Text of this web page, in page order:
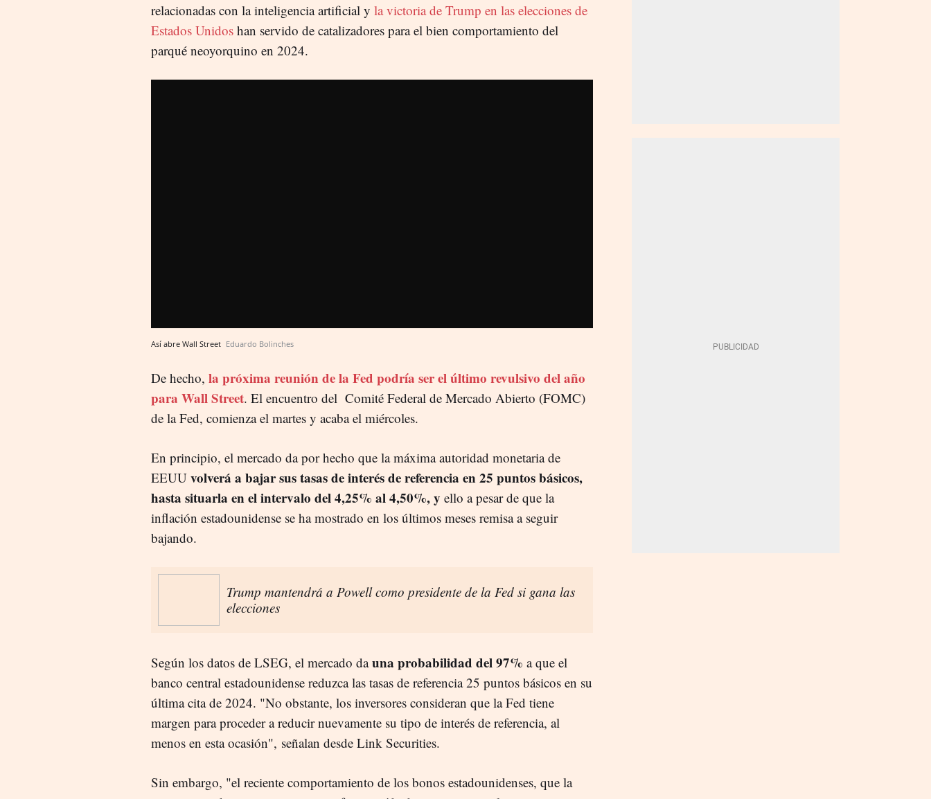
relacionadas con la inteligencia artificial y la victoria de Trump en las elecciones de
Estados Unidos han servido de catalizadores para el bien comportamiento del
parqué neoyorquino en 2024.
Así abre Wall Street Eduardo Bolinches
De hecho, la próxima reunión de la Fed podría ser el último revulsivo del año
para Wall Street. El encuentro del Comité Federal de Mercado Abierto (FOMC)
de la Fed, comienza el martes y acaba el miércoles.
En principio, el mercado da por hecho que la máxima autoridad monetaria de
EEUU volverá a bajar sus tasas de interés de referencia en 25 puntos básicos,
hasta situarla en el intervalo del 4,25% al 4,50%, y ello a pesar de que la
inflación estadounidense se ha mostrado en los últimos meses remisa a seguir
bajando.
Trump mantendrá a Powell como presidente de la Fed si gana las
elecciones
Según los datos de LSEG, el mercado dauna probabilidad del 97% a que el
banco central estadounidense reduzca las tasas de referencia 25 puntos básicos en su
última cita de 2024. "No obstante, los inversores consideran que la Fed tiene
margen para proceder a reducir nuevamente su tipo de interés de referencia, al
menos en esta ocasión", señalan desde Link Securities.
Sin embargo, "el reciente comportamiento de los bonos estadounidenses, que la